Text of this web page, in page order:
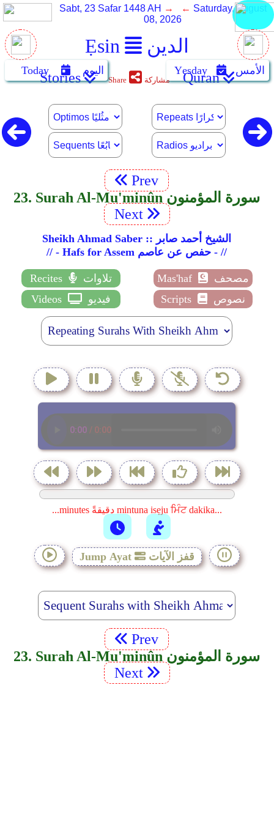
Ẹsin الدين
Sabt, 23 Safar 1448 AH → ← Saturday, August
08, 2026
Today اليوم Yẹsday الأمس Stories Share مشاركة Quran
Prev
23. Surah Al-Mu'minûn سورة المؤمنون
Next
Sheikh Ahmad Saber :: الشيخ أحمد صابر
// - Hafs for Assem حفص عن عاصم - //
Recites تلاوات Mas'haf
مصحف
Videos
فيديو Scripts نصوص
...minutes دقيقةً mintuna isẹju ਮਿੰਟ dakika...
Jump Ayat قفز الآيات
Prev
23. Surah Al-Mu'minûn سورة المؤمنون
Next